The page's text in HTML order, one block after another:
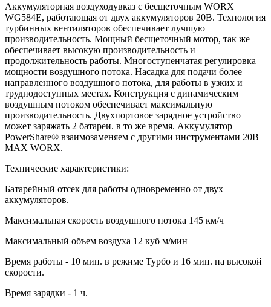
Аккумуляторная воздуходувказ с бесщеточным WORX
WG584E, работающая от двух аккумуляторов 20В. Технология
турбинных вентиляторов обеспечивает лучшую
производительность. Мощный бесщеточный мотор, так же
обеспечивает высокую производительность и
продолжительность работы. Многоступенчатая регулировка
мощности воздушного потока. Насадка для подачи более
направленного воздушного потока, для работы в узких и
труднодоступных местах. Конструкция с динамическим
воздушным потоком обеспечивает максимальную
производительность. Двухпортовое зарядное устройство
может заряжать 2 батареи. в то же время. Аккумулятор
PowerShare® взаимозаменяем с другими инструментами 20В
MAX WORX.
Технические характеристики:
Батарейный отсек для работы одновременно от двух
аккумуляторов.
Максимальная скорость воздушного потока 145 км/ч
Максимальный объем воздуха 12 куб м/мин
Время работы - 10 мин. в режиме Турбо и 16 мин. на высокой
скорости.
Время зарядки - 1 ч.